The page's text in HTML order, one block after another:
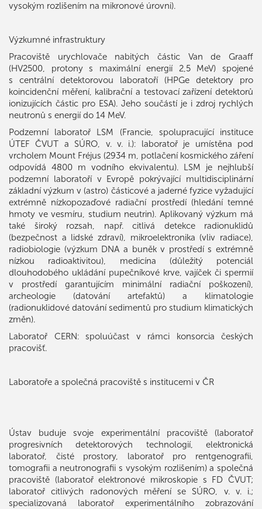
vysokým rozlišením na mikronové úrovni).
Výzkumné infrastruktury
Pracoviště urychlovače nabitých částic Van de Graaff
(HV2500, protony s maximální energií 2,5 MeV) spojené
s centrální detektorovou laboratoří (HPGe detektory pro
koincidenční měření, kalibrační a testovací zařízení detektorů
ionizujících částic pro ESA). Jeho součástí je i zdroj rychlých
neutronů s energií do 14 MeV.
Podzemní laboratoř LSM (Francie, spolupracující instituce
ÚTEF ČVUT a SÚRO, v. v. i.): laboratoř je umístěna pod
vrcholem Mount Fréjus (2934 m, potlačení kosmického záření
odpovídá 4800 m vodního ekvivalentu). LSM je nejhlubší
podzemní laboratoří v Evropě pokrývající multidisciplinární
základní výzkum v (astro) částicové a jaderné fyzice vyžadující
extrémně nízkopozaďové radiační prostředí (hledání temné
hmoty ve vesmíru, studium neutrin). Aplikovaný výzkum má
také široký rozsah, např. citlivá detekce radionuklidů
(bezpečnost a lidské zdraví), mikroelektronika (vliv radiace),
radiobiologie (výzkum DNA a buněk v prostředí s extrémně
nízkou radioaktivitou), medicína (důležitý potenciál
dlouhodobého ukládání pupečníkové krve, vajíček či spermií
v prostředí garantujícím minimální radiační poškození),
archeologie (datování artefaktů) a klimatologie
(radionuklidové datování sedimentů pro studium klimatických
změn).
Laboratoř CERN: spoluúčast v rámci konsorcia českých
pracovišť.
Laboratoře a společná pracoviště s institucemi v ČR
Ústav buduje svoje experimentální pracoviště (laboratoř
progresivních detektorových technologií, elektronická
laboratoř, čisté prostory, laboratoř pro rentgenografii,
tomografii a neutronografii s vysokým rozlišením) a společná
pracoviště (laboratoř elektronové mikroskopie s FD ČVUT;
laboratoř citlivých radonových měření se SÚRO, v. v. i.;
specializovaná laboratoř experimentálního zobrazování